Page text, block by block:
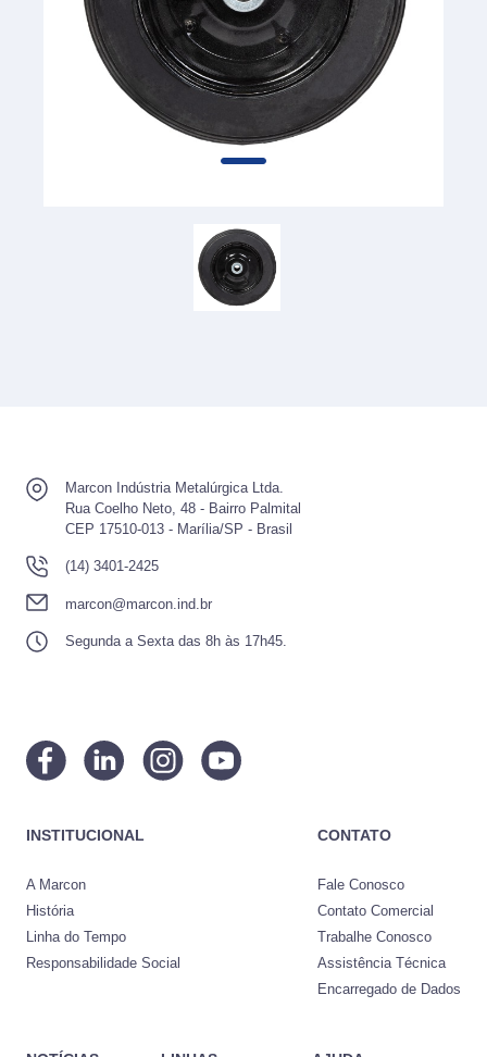
Marcon Indústria Metalúrgica Ltda.
Rua Coelho Neto, 48 - Bairro Palmital
CEP 17510-013 - Marília/SP - Brasil
(14) 3401-2425
marcon@marcon.ind.br
Segunda a Sexta das 8h às 17h45.
INSTITUCIONAL
A Marcon
História
Linha do Tempo
Responsabilidade Social
CONTATO
Fale Conosco
Contato Comercial
Trabalhe Conosco
Assistência Técnica
Encarregado de Dados